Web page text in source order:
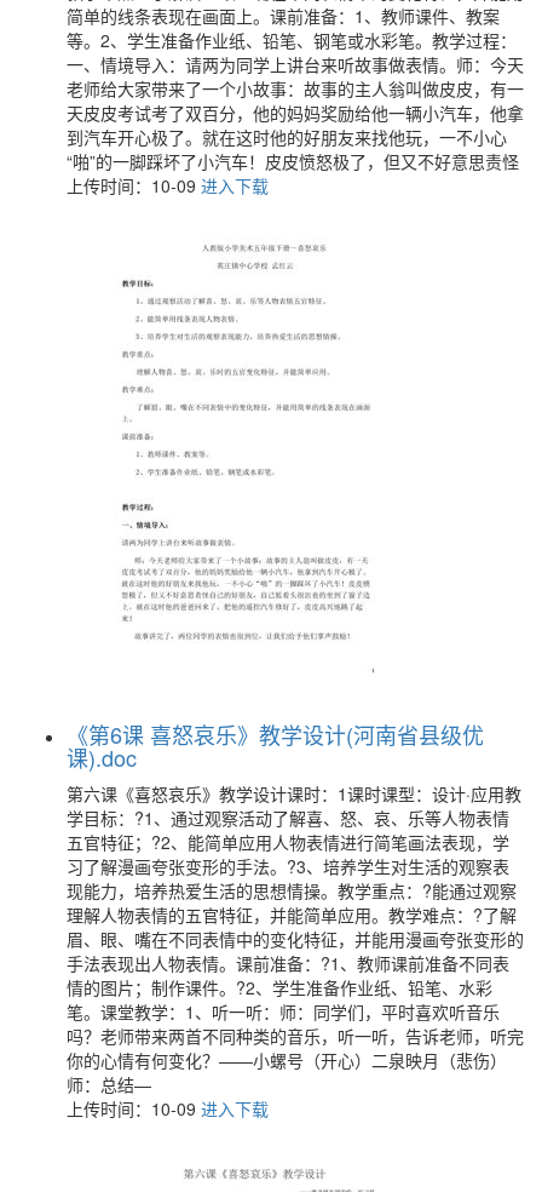
简单的线条表现在画面上。课前准备：1、教师课件、教案
等。2、学生准备作业纸、铅笔、钢笔或水彩笔。教学过程：
一、情境导入：请两为同学上讲台来听故事做表情。师：今天
老师给大家带来了一个小故事：故事的主人翁叫做皮皮，有一
天皮皮考试考了双百分，他的妈妈奖励给他一辆小汽车，他拿
到汽车开心极了。就在这时他的好朋友来找他玩，一不小心
“啪”的一脚踩坏了小汽车！皮皮愤怒极了，但又不好意思责怪
上传时间：10-09 进入下载
《第6课 喜怒哀乐》教学设计(河南省县级优
课).doc
第六课《喜怒哀乐》教学设计课时：1课时课型：设计·应用教
学目标：?1、通过观察活动了解喜、怒、哀、乐等人物表情
五官特征；?2、能简单应用人物表情进行简笔画法表现，学
习了解漫画夸张变形的手法。?3、培养学生对生活的观察表
现能力，培养热爱生活的思想情操。教学重点：?能通过观察
理解人物表情的五官特征，并能简单应用。教学难点：?了解
眉、眼、嘴在不同表情中的变化特征，并能用漫画夸张变形的
手法表现出人物表情。课前准备：?1、教师课前准备不同表
情的图片；制作课件。?2、学生准备作业纸、铅笔、水彩
笔。课堂教学：1、听一听：师：同学们，平时喜欢听音乐
吗？老师带来两首不同种类的音乐，听一听，告诉老师，听完
你的心情有何变化？——小螺号（开心）二泉映月（悲伤）
师：总结—
上传时间：10-09 进入下载